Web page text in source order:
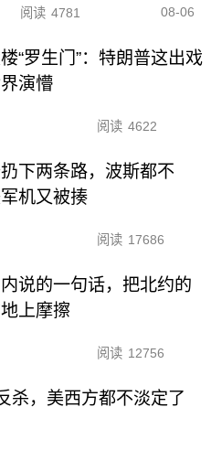
阅读 4781 08-06
“罗生门”：特朗普这出戏
演懵
阅读 4622
下两条路，波斯都不
机又被揍
阅读 17686
说的一句话，把北约的
上摩擦
阅读 12756
杀，美西方都不淡定了